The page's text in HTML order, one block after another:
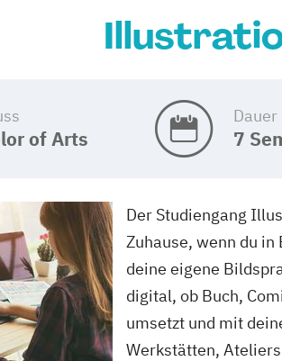
of Arts
Dauer
7
Der Studiengang
Zuhause, wenn du
deine eigene
digital, ob Buch,
umsetzt und mit
Werkstätten,